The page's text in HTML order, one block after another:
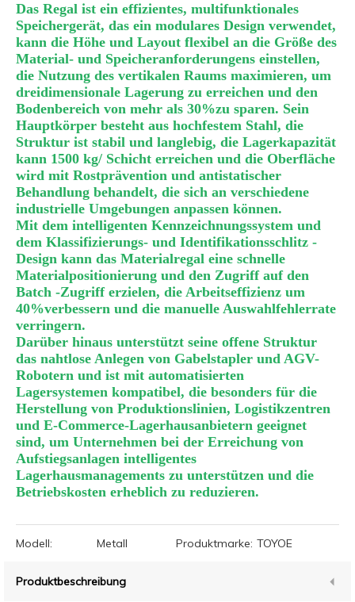
Das Regal ist ein effizientes, multifunktionales
Speichergerät, das ein modulares Design verwendet,
kann die Höhe und Layout flexibel an die Größe des
Material- und Speicheranforderungens einstellen,
die Nutzung des vertikalen Raums maximieren, um
dreidimensionale Lagerung zu erreichen und den
Bodenbereich von mehr als 30%zu sparen. Sein
Hauptkörper besteht aus hochfestem Stahl, die
Struktur ist stabil und langlebig, die Lagerkapazität
kann 1500 kg/ Schicht erreichen und die Oberfläche
wird mit Rostprävention und antistatischer
Behandlung behandelt, die sich an verschiedene
industrielle Umgebungen anpassen können.
Mit dem intelligenten Kennzeichnungssystem und
dem Klassifizierungs- und Identifikationsschlitz -
Design kann das Materialregal eine schnelle
Materialpositionierung und den Zugriff auf den
Batch -Zugriff erzielen, die Arbeitseffizienz um
40%verbessern und die manuelle Auswahlfehlerrate
verringern.
Darüber hinaus unterstützt seine offene Struktur
das nahtlose Anlegen von Gabelstapler und AGV-
Robotern und ist mit automatisierten
Lagersystemen kompatibel, die besonders für die
Herstellung von Produktionslinien, Logistikzentren
und E-Commerce-Lagerhausanbietern geeignet
sind, um Unternehmen bei der Erreichung von
Aufstiegsanlagen intelligentes
Lagerhausmanagements zu unterstützen und die
Betriebskosten erheblich zu reduzieren.
Modell: Metall Produktmarke: TOYOE
Produktbeschreibung